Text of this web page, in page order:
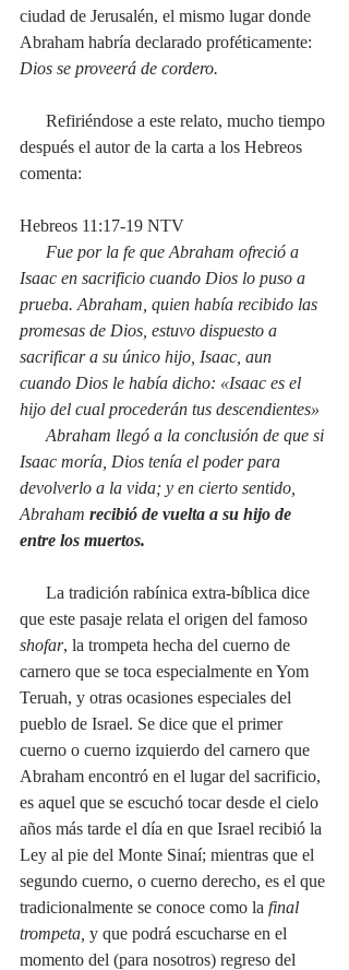
ciudad de Jerusalén, el mismo lugar donde
Abraham habría declarado proféticamente:
Dios se proveerá de cordero.
después el autor de la carta a los Hebreos
comenta:
Hebreos 11:17-19 NTV
Fue por la fe que Abraham ofreció a
Isaac en sacrificio cuando Dios lo puso a
prueba. Abraham, quien había recibido las
promesas de Dios, estuvo dispuesto a
sacrificar a su único hijo, Isaac, aun
cuando Dios le había dicho: «Isaac es el
hijo del cual procederán tus descendientes»
Isaac moría, Dios tenía el poder para
devolverlo a la vida; y en cierto sentido,
Abraham recibió de vuelta a su hijo de
entre los muertos.
que este pasaje relata el origen del famoso
shofar, la trompeta hecha del cuerno de
carnero que se toca especialmente en Yom
Teruah, y otras ocasiones especiales del
pueblo de Israel. Se dice que el primer
cuerno o cuerno izquierdo del carnero que
Abraham encontró en el lugar del sacrificio,
es aquel que se escuchó tocar desde el cielo
años más tarde el día en que Israel recibió la
Ley al pie del Monte Sinaí; mientras que el
segundo cuerno, o cuerno derecho, es el que
tradicionalmente se conoce como la final
trompeta, y que podrá escucharse en el
momento del (para nosotros) regreso del